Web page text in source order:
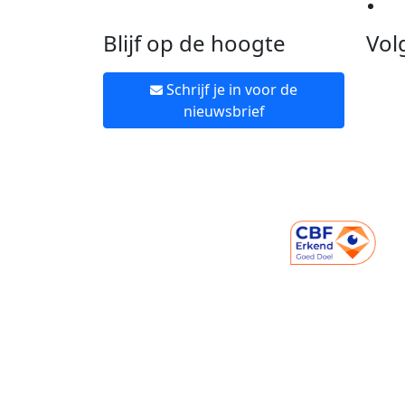
Blijf op de hoogte
Schrijf je in voor de
nieuwsbrief